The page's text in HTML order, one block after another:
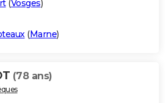
(Vosges)
(Marne)
(78 ans)